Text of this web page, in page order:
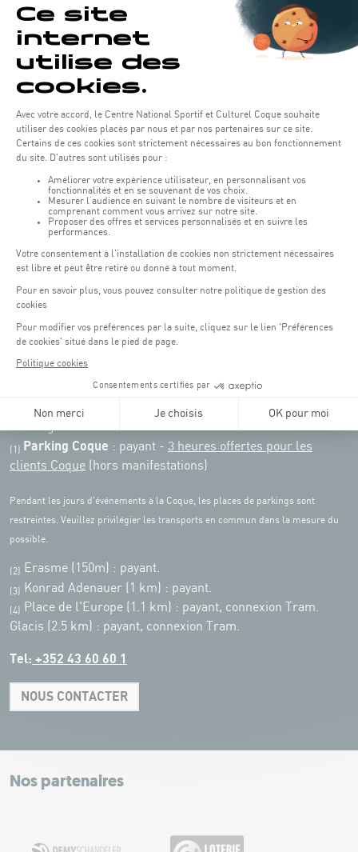
Horaires d'ouverture du batiment de la Coque :
Lundi - vendredi : 06h30 - 22h00
Weekend : 07h30 - 19h00
Accès :
COQUE • 2 rue Léon Hengen, Luxembourg (L-1745)
Transport en commun: Arrêt Tram "Coque"
(1) Parking Coque : payant - 3 heures offertes pour les
clients Coque (hors manifestations)
Pendant les jours d'événements à la Coque, les places de parkings sont
restreintes. Veuillez privilégier les transports en commun dans la mesure du
possible.
(2) Erasme (150m) : payant.
(3) Konrad Adenauer (1 km) : payant.
(4)
Place de l'Europe (1.1 km) : payant, connexion Tram.
Glacis (2.5 km) : payant, connexion Tram.
Tel: +352 43 60 60 1
NOUS CONTACTER
+
−
Leaflet|Map tiles by Carto, under CC BY 3.0. Data by OpenStreetMap, under
Nos partenaires